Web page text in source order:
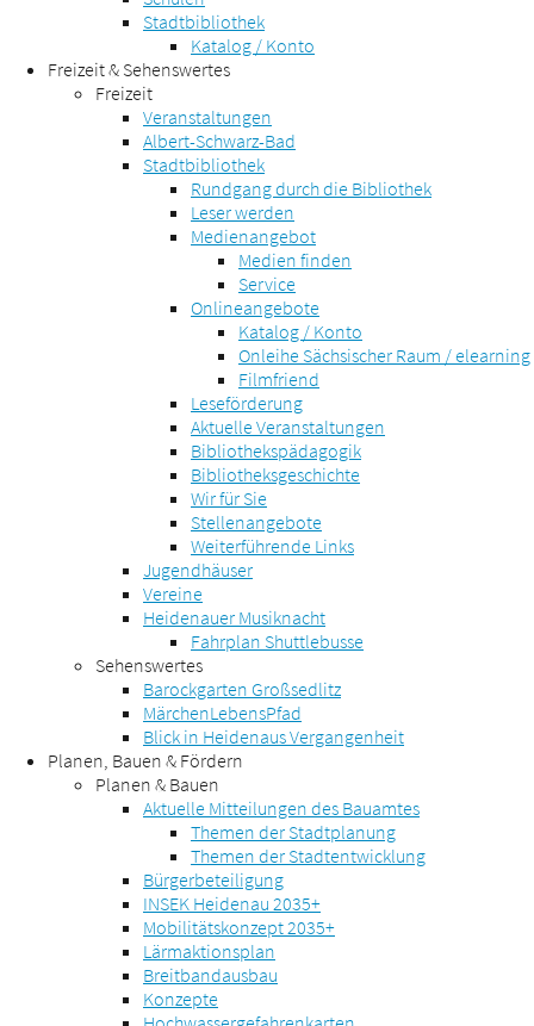
Stadtbibliothek
Katalog / Konto
Freizeit & Sehenswertes
Freizeit
Veranstaltungen
Albert-Schwarz-Bad
Stadtbibliothek
Rundgang durch die Bibliothek
Leser werden
Medienangebot
Medien finden
Service
Onlineangebote
Katalog / Konto
Onleihe Sächsischer Raum / elearning
Filmfriend
Leseförderung
Aktuelle Veranstaltungen
Bibliothekspädagogik
Bibliotheksgeschichte
Wir für Sie
Stellenangebote
Weiterführende Links
Jugendhäuser
Vereine
Heidenauer Musiknacht
Fahrplan Shuttlebusse
Sehenswertes
Barockgarten Großsedlitz
MärchenLebensPfad
Blick in Heidenaus Vergangenheit
Planen, Bauen & Fördern
Planen & Bauen
Aktuelle Mitteilungen des Bauamtes
Themen der Stadtplanung
Themen der Stadtentwicklung
Bürgerbeteiligung
INSEK Heidenau 2035+
Mobilitätskonzept 2035+
Lärmaktionsplan
Breitbandausbau
Konzepte